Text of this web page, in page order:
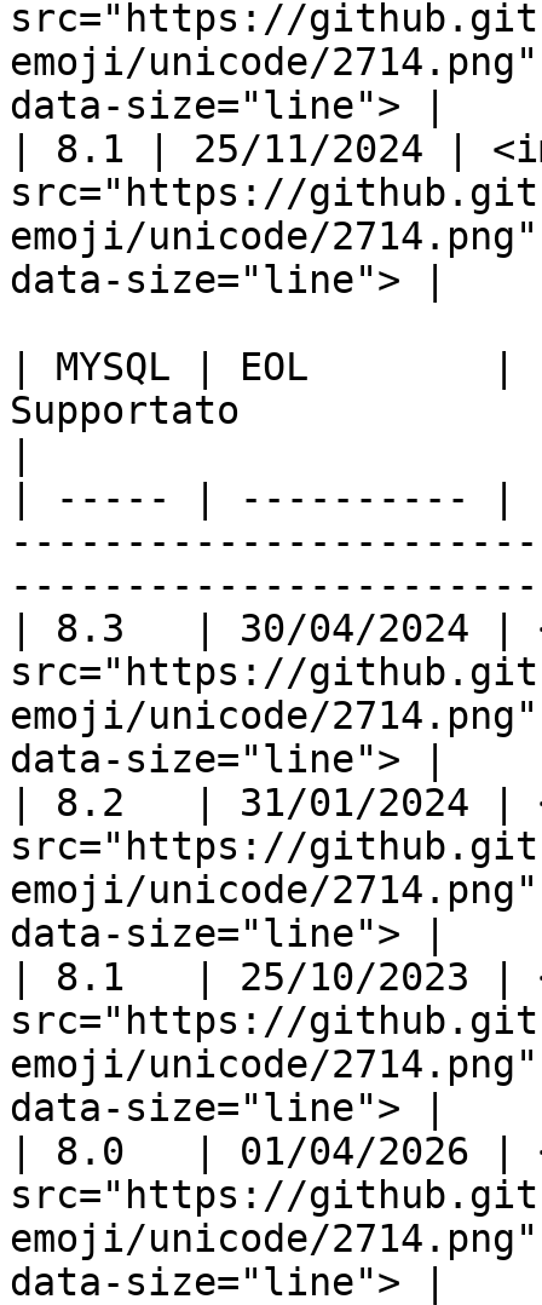
src="https://
emoji/unicode/
data-size="line"> |
| 8.1 | 25/11/2024 |
src="https://
emoji/unicode/
data-size="line"> |
| MYSQL | EOL        |
Supportato
| ----- | ---------- |
| 8.3   | 30/04/2024 |
src="https://
emoji/unicode/
data-size="line"> |
| 8.2   | 31/01/2024 |
src="https://
emoji/unicode/
data-size="line"> |
| 8.1   | 25/10/2023 |
src="https://
emoji/unicode/
data-size="line"> |
| 8.0   | 01/04/2026 |
src="https://
emoji/unicode/
data-size="line"> |